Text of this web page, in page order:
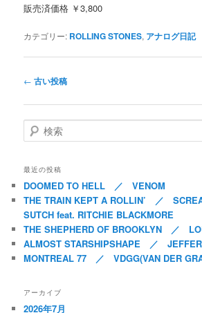
販売済価格 ￥3,800
カテゴリー: ROLLING STONES, アナログ日記
投稿ナビゲーション
← 古い投稿
検索
最近の投稿
DOOMED TO HELL ／ VENOM
THE TRAIN KEPT A ROLLIN’ ／
SUTCH feat. RITCHIE BLACKMORE
THE SHEPHERD OF BROOKLYN ／
ALMOST STARSHIPSHAPE ／
MONTREAL 77 ／ VDGG(VAN DER
アーカイブ
2026年7月